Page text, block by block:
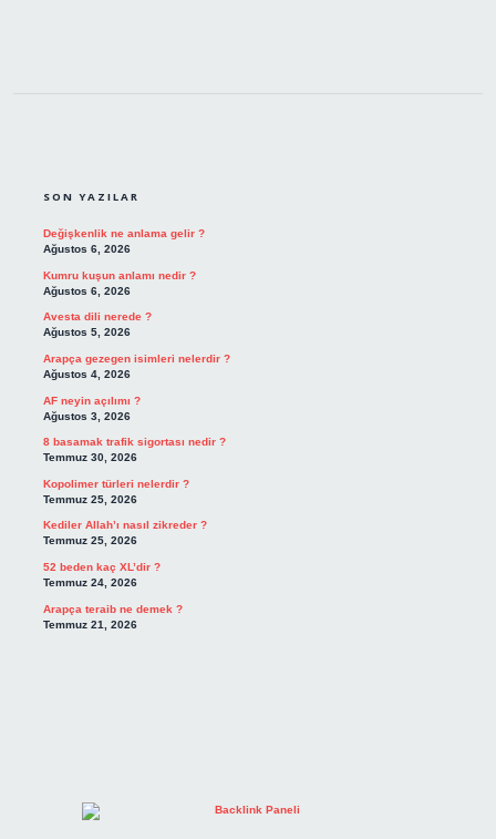
SON YAZILAR
Değişkenlik ne anlama gelir ?
Ağustos 6, 2026
Kumru kuşun anlamı nedir ?
Ağustos 6, 2026
Avesta dili nerede ?
Ağustos 5, 2026
Arapça gezegen isimleri nelerdir ?
Ağustos 4, 2026
AF neyin açılımı ?
Ağustos 3, 2026
8 basamak trafik sigortası nedir ?
Temmuz 30, 2026
Kopolimer türleri nelerdir ?
Temmuz 25, 2026
Kediler Allah’ı nasıl zikreder ?
Temmuz 25, 2026
52 beden kaç XL’dir ?
Temmuz 24, 2026
Arapça teraib ne demek ?
Temmuz 21, 2026